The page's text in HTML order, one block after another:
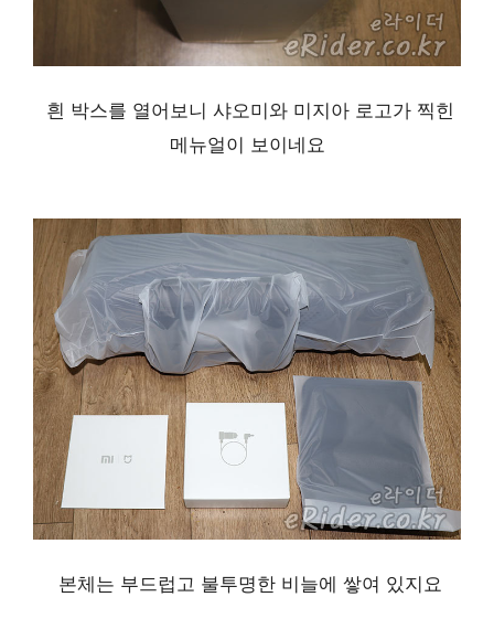
흰 박스를 열어보니 샤오미와 미지아 로고가 찍힌
메뉴얼이 보이네요
본체는 부드럽고 불투명한 비늘에 쌓여 있지요